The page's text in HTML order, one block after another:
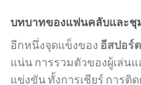
บทบาทของแฟนคลับและชุ
อีกหนึ่งจุดแข็งของ อีสปอร์
แน่น การรวมตัวของผู้เล่น
แข่งขัน ทั้งการเชียร์ การติ